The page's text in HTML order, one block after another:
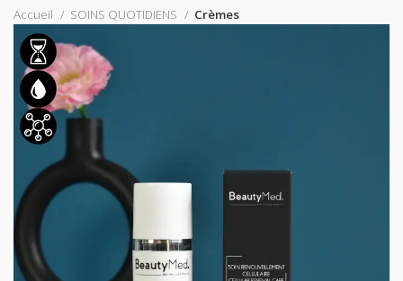
Accueil SOINS QUOTIDIENS Crèmes